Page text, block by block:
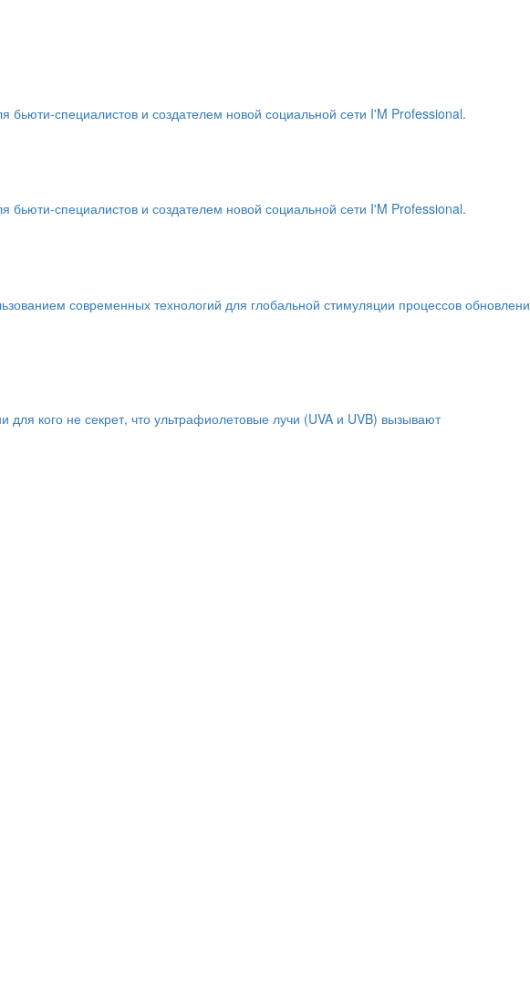
специалистов и создателем новой социальной сети I'M Professional.
специалистов и создателем новой социальной сети I'M Professional.
современных технологий для глобальной стимуляции процессов
кого не секрет, что ультрафиолетовые лучи (UVA и UVB) вызывают